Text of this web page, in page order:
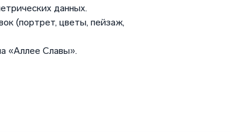
данных.
(портрет, цветы, пейзаж,
«Аллее Славы».